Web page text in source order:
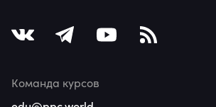
Команда курсов